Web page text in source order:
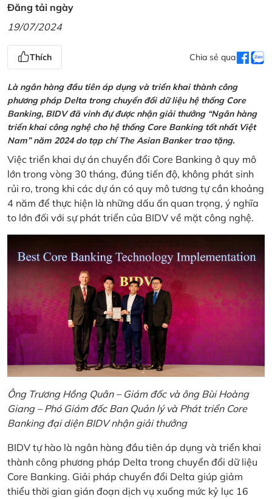
Đăng tải ngày
19/07/2024
Thích Chia sẻ qua
Là ngân hàng đầu tiên áp dụng và triển khai thành công
phương pháp Delta trong chuyển đổi dữ liệu hệ thống Core
Banking, BIDV đã vinh đự được nhận giải thưởng “Ngân hàng
triển khai công nghệ cho hệ thống Core Banking tốt nhất Việt
Nam” năm 2024 do tạp chí The Asian Banker trao tặng.
Việc triển khai dự án chuyển đổi Core Banking ở quy mô
lớn trong vòng 30 tháng, đúng tiến độ, không phát sinh
rủi ro, trong khi các dự án có quy mô tương tự cần khoảng
4 năm để thực hiện là những dấu ấn quan trọng, ý nghĩa
to lớn đối với sự phát triển của BIDV về mặt công nghệ.
Ông Trương Hồng Quân – Giám đốc và ông Bùi Hoàng
Giang – Phó Giám đốc Ban Quản lý và Phát triển Core
Banking đại diện BIDV nhận giải thưởng
BIDV tự hào là ngân hàng đầu tiên áp dụng và triển khai
thành công phương pháp Delta trong chuyển đổi dữ liệu
Core Banking. Giải pháp chuyển đổi Delta giúp giảm
thiểu thời gian gián đoạn dịch vụ xuống mức kỷ lục 16